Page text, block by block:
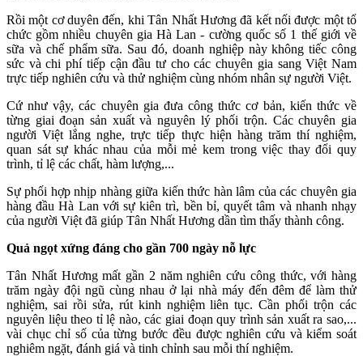
Rồi một cơ duyên đến, khi Tân Nhất Hương đã kết nối được một tổ
chức gồm nhiều chuyên gia Hà Lan - cường quốc số 1 thế giới về
sữa và chế phẩm sữa. Sau đó, doanh nghiệp này không tiếc công
sức và chi phí tiếp cận đầu tư cho các chuyên gia sang Việt Nam
trực tiếp nghiên cứu và thử nghiệm cùng nhóm nhân sự người Việt.
Cứ như vậy, các chuyên gia đưa công thức cơ bản, kiến thức về
từng giai đoạn sản xuất và nguyên lý phối trộn. Các chuyên gia
người Việt lắng nghe, trực tiếp thực hiện hàng trăm thí nghiệm,
quan sát sự khác nhau của mỗi mẻ kem trong việc thay đổi quy
trình, tỉ lệ các chất, hàm lượng,...
Sự phối hợp nhịp nhàng giữa kiến thức hàn lâm của các chuyên gia
hàng đầu Hà Lan với sự kiên trì, bền bỉ, quyết tâm và nhanh nhạy
của người Việt đã giúp Tân Nhất Hương dần tìm thấy thành công.
Quả ngọt xứng đáng cho gần 700 ngày nỗ lực
Tân Nhất Hương mất gần 2 năm nghiên cứu công thức, với hàng
trăm ngày đội ngũ cùng nhau ở lại nhà máy đến đêm để làm thử
nghiệm, sai rồi sửa, rút kinh nghiệm liên tục. Cần phối trộn các
nguyên liệu theo tỉ lệ nào, các giai đoạn quy trình sản xuất ra sao,...
vài chục chỉ số của từng bước đều được nghiên cứu và kiểm soát
nghiêm ngặt, đánh giá và tinh chỉnh sau mỗi thí nghiệm.